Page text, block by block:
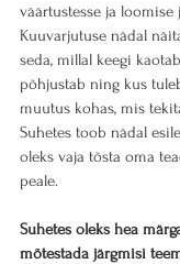
väärtustesse ja loomise
Kuuvarjutuse nädal
seda, millal keegi
põhjustab ning kus
muutus kohas, mis
Suhetes toob nädal
oleks vaja tõsta oma
peale.
Suhetes oleks hea
mõtestada järgmisi